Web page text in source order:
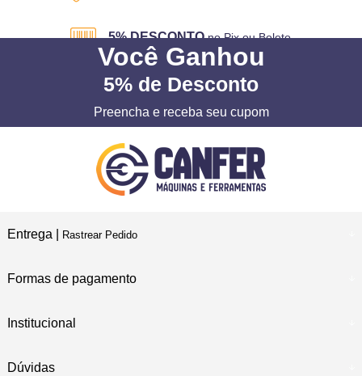
5% DESCONTO no Pix ou Boleto
Você Ganhou
5% de Desconto
Preencha e receba seu cupom
Entrega | Rastrear Pedido
Formas de pagamento
Institucional
Dúvidas